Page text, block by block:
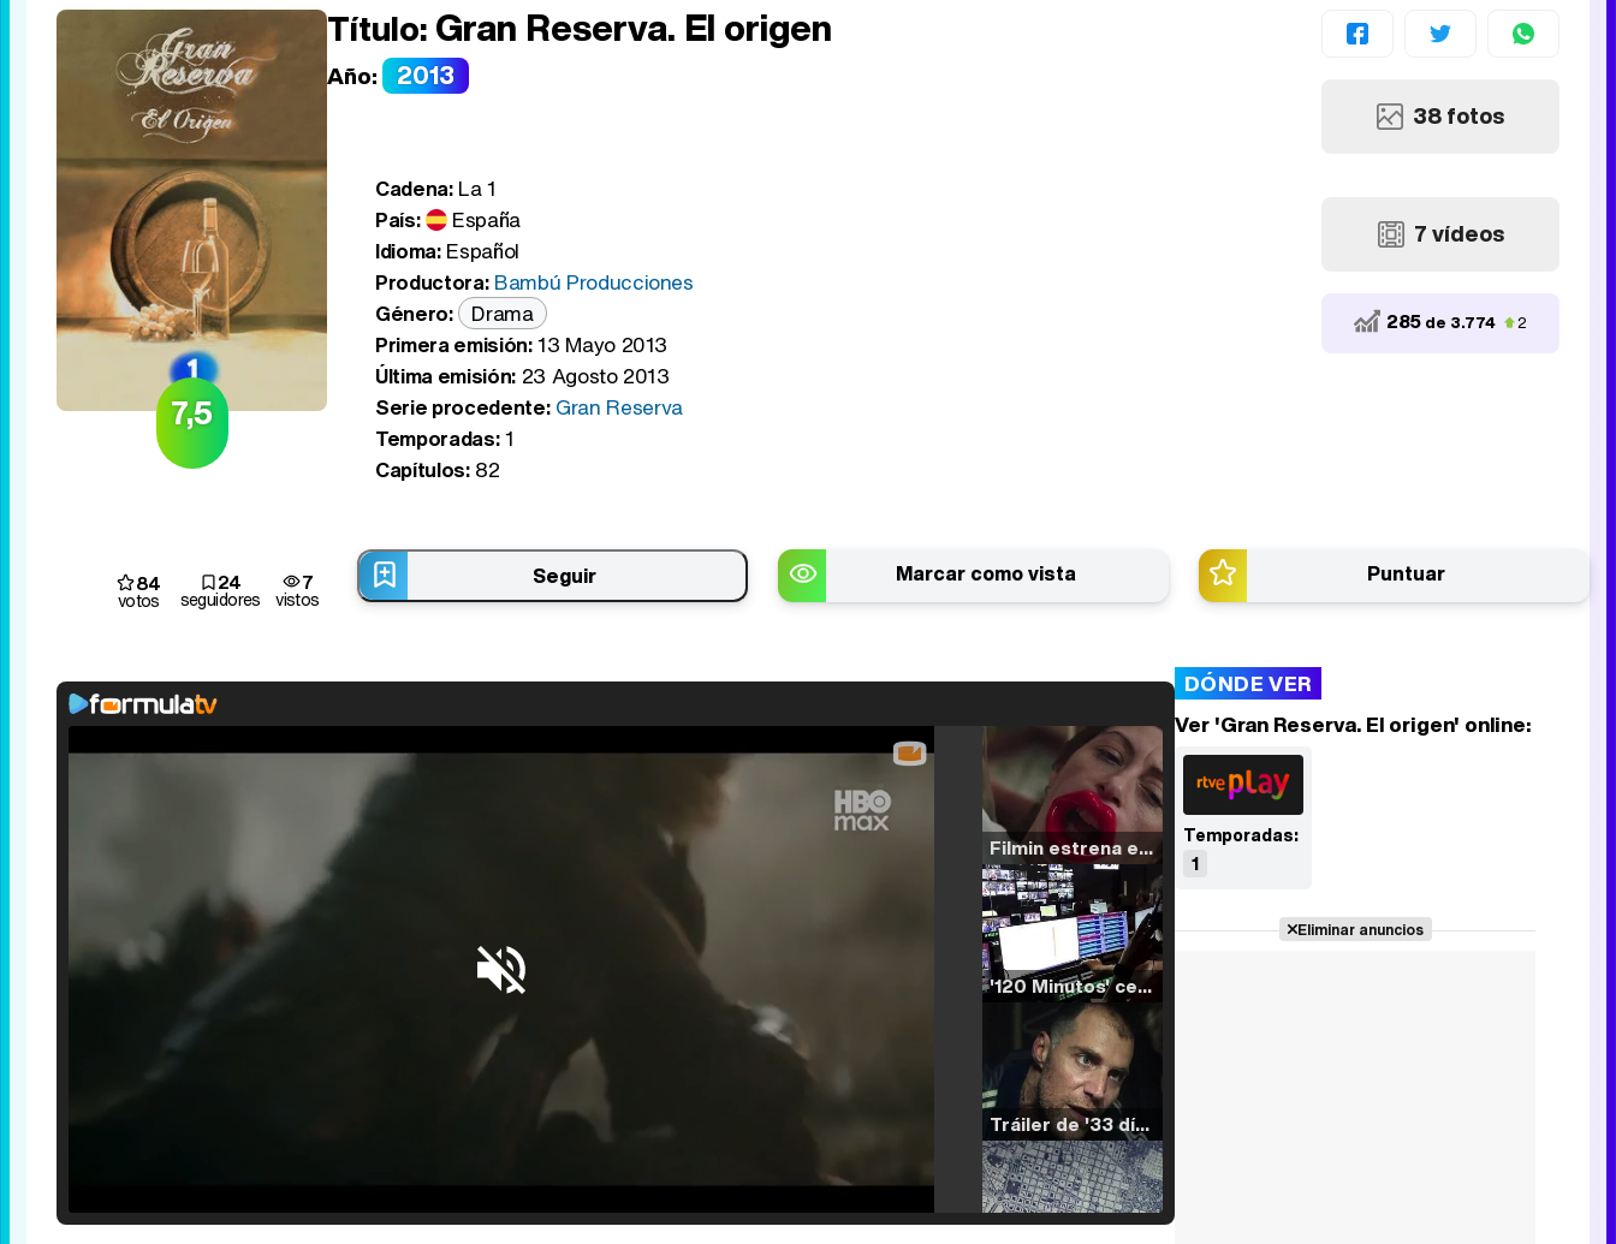
7,5
Título:Gran Reserva. El origen
Año: 2013
Cadena:La 1
País:
España
Idioma: Español
Productora: Bambú Producciones
Género:
Drama
Primera emisión:13 Mayo 2013
Última emisión:23 Agosto 2013
Serie procedente: Gran Reserva
Temporadas:1
Capítulos:82
38 fotos
7 vídeos
285 de 3.774 2
84
votos
24
seguidores
7
vistos
Seguir Marcar como vista Puntuar
Filmin estrena el tráiler de 'Millennial Mal', su nueva comedia universitaria de la mano de Lorena Iglesias
'120 Minutos' celebra sus 2.000 programas en Telemadrid con un vídeo del día a día en la redacción
Tráiler de '33 días', la nueva serie de Atresplayer con Julián Villagrán y José Manuel Poga
DÓNDE VER
Ver 'Gran Reserva. El origen' online:
Temporadas:
1
Eliminar anuncios